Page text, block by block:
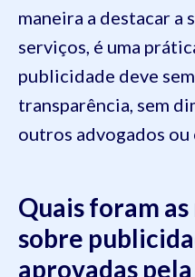
maneira a destacar a
serviços, é uma
publicidade deve
transparência, sem
outros advogados ou
Quais foram
sobre
aprovadas